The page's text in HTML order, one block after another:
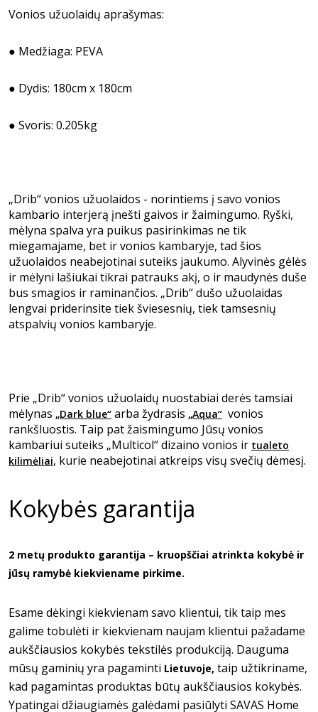
Vonios užuolaidų aprašymas:
● Medžiaga: PEVA
● Dydis: 180cm x 180cm
● Svoris: 0.205kg
„Drib“ vonios užuolaidos - norintiems į savo vonios
kambario interjerą įnešti gaivos ir žaimingumo. Ryški,
mėlyna spalva yra puikus pasirinkimas ne tik
miegamajame, bet ir vonios kambaryje, tad šios
užuolaidos neabejotinai suteiks jaukumo. Alyvinės gėlės
ir mėlyni lašiukai tikrai patrauks akį, o ir maudynės duše
bus smagios ir raminančios. „Drib“ dušo užuolaidas
lengvai priderinsite tiek šviesesnių, tiek tamsesnių
atspalvių vonios kambaryje.
Prie „Drib“ vonios užuolaidų nuostabiai derės tamsiai
mėlynas „Dark blue“ arba žydrasis „Aqua“ vonios
rankšluostis. Taip pat žaismingumo Jūsų vonios
kambariui suteiks „Multicol“ dizaino vonios ir tualeto
kilimėliai, kurie neabejotinai atkreips visų svečių dėmesį.
Kokybės garantija
2 metų produkto garantija – kruopščiai atrinkta kokybė ir
jūsų ramybė kiekviename pirkime.
Esame dėkingi kiekvienam savo klientui, tik taip mes
galime tobulėti ir kiekvienam naujam klientui pažadame
aukščiausios kokybės tekstilės produkciją. Dauguma
mūsų gaminių yra pagaminti Lietuvoje, taip užtikriname,
kad pagamintas produktas būtų aukščiausios kokybės.
Ypatingai džiaugiamės galėdami pasiūlyti SAVAS Home